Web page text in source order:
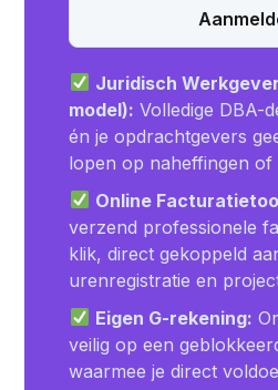
Juridisch
model): Volledige DBA-
én je opdrachtgevers
lopen op naheffingen of
Online
verzend professionele
klik, direct gekoppeld
urenregistratie en
Eigen G-rekening:
veilig op een
waarmee je direct